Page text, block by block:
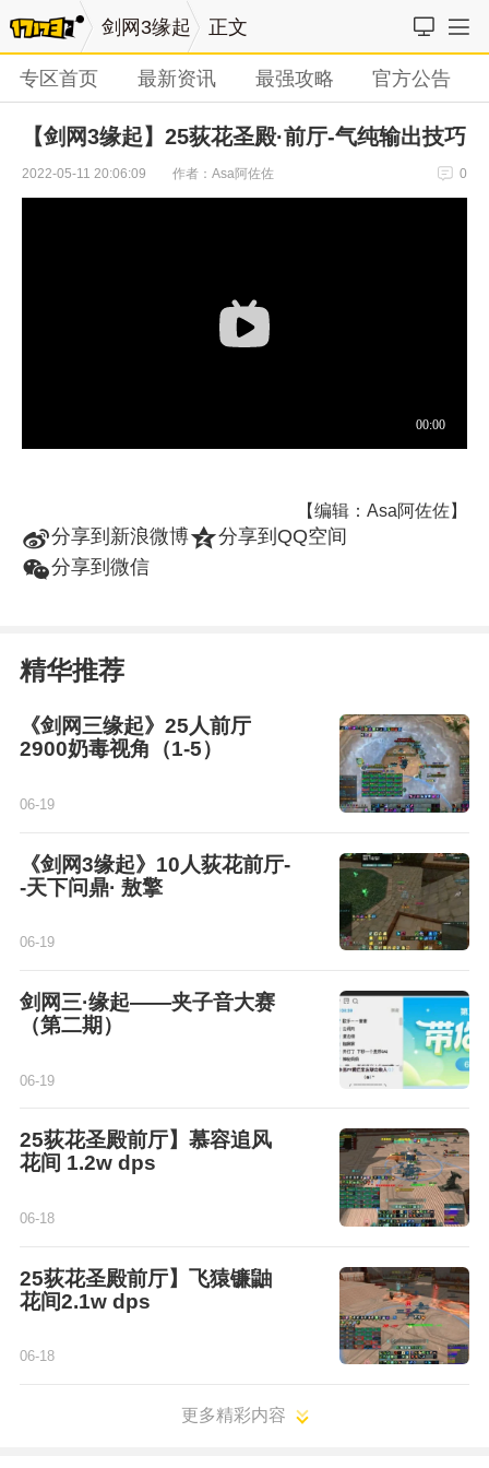
剑网3缘起 正文
专区首页 最新资讯 最强攻略 官方公告
【剑网3缘起】25荻花圣殿·前厅-气纯输出技巧
2022-05-11 20:06:09 作者：Asa阿佐佐 0
【编辑：Asa阿佐佐】
t分享到新浪微博z分享到QQ空间
w分享到微信
精华推荐
《剑网三缘起》25人前厅
2900奶毒视角（1-5）
06-19
《剑网3缘起》10人荻花前厅-
-天下问鼎· 敖擎
06-19
剑网三·缘起——夹子音大赛
（第二期）
06-19
25荻花圣殿前厅】慕容追风
花间 1.2w dps
06-18
25荻花圣殿前厅】飞猿镰鼬
花间2.1w dps
06-18
更多精彩内容